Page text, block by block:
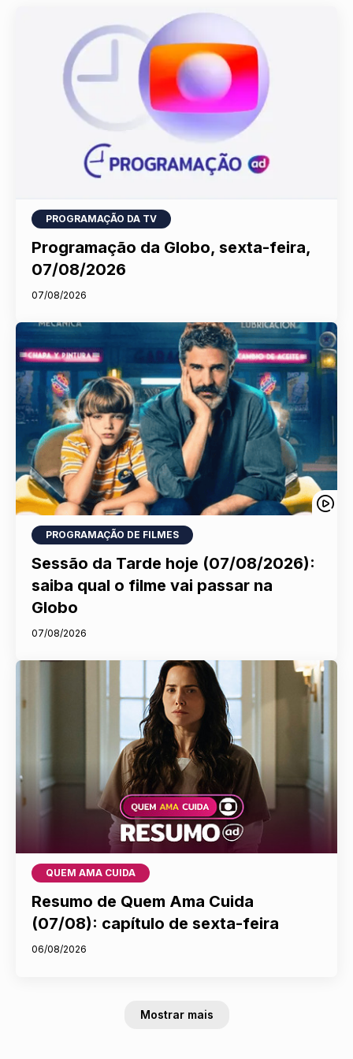
PROGRAMAÇÃO DA TV
Programação da Globo, sexta-feira,
07/08/2026
07/08/2026
PROGRAMAÇÃO DE FILMES
Sessão da Tarde hoje (07/08/2026):
saiba qual o filme vai passar na
Globo
07/08/2026
QUEM AMA CUIDA
Resumo de Quem Ama Cuida
(07/08): capítulo de sexta-feira
06/08/2026
Mostrar mais